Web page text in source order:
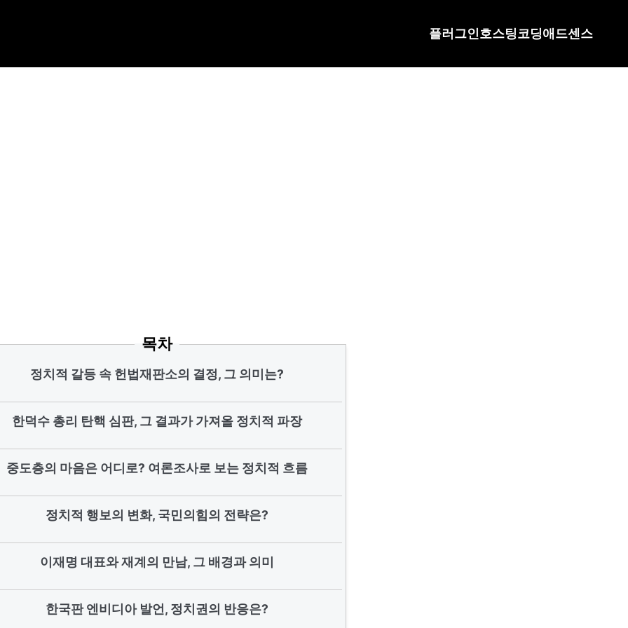
플러그인호스팅코딩애드센스
목차
정치적 갈등 속 헌법재판소의 결정, 그 의미는?
한덕수 총리 탄핵 심판, 그 결과가 가져올 정치적 파장
중도층의 마음은 어디로? 여론조사로 보는 정치적 흐름
정치적 행보의 변화, 국민의힘의 전략은?
이재명 대표와 재계의 만남, 그 배경과 의미
한국판 엔비디아 발언, 정치권의 반응은?